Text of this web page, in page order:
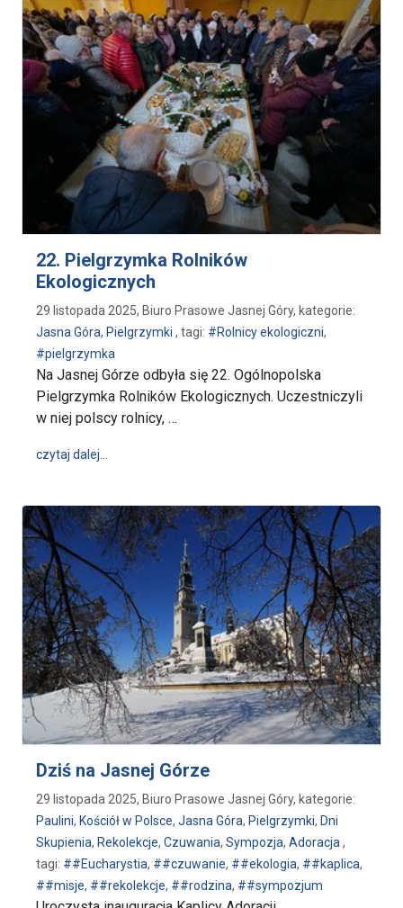
22. Pielgrzymka Rolników
Ekologicznych
29 listopada 2025, Biuro Prasowe Jasnej Góry, kategorie:
Jasna Góra, Pielgrzymki , tagi: #Rolnicy ekologiczni,
#pielgrzymka
Na Jasnej Górze odbyła się 22. Ogólnopolska
Pielgrzymka Rolników Ekologicznych. Uczestniczyli
w niej polscy rolnicy, …
czytaj dalej…
Dziś na Jasnej Górze
29 listopada 2025, Biuro Prasowe Jasnej Góry, kategorie:
Paulini, Kościół w Polsce, Jasna Góra, Pielgrzymki, Dni
Skupienia, Rekolekcje, Czuwania, Sympozja, Adoracja ,
tagi: ##Eucharystia, ##czuwanie, ##ekologia, ##kaplica,
##misje, ##rekolekcje, ##rodzina, ##sympozjum